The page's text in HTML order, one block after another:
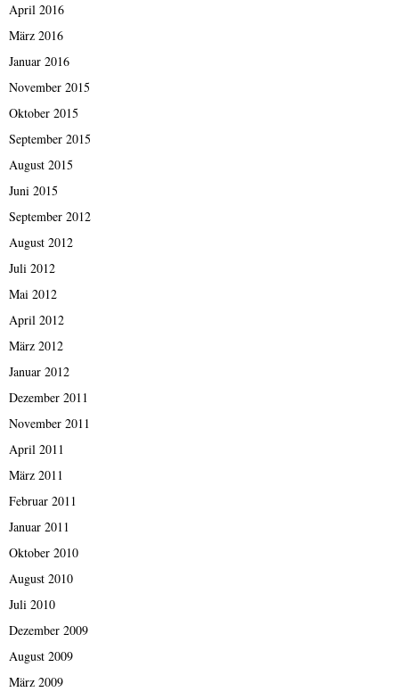
April 2016
März 2016
Januar 2016
November 2015
Oktober 2015
September 2015
August 2015
Juni 2015
September 2012
August 2012
Juli 2012
Mai 2012
April 2012
März 2012
Januar 2012
Dezember 2011
November 2011
April 2011
März 2011
Februar 2011
Januar 2011
Oktober 2010
August 2010
Juli 2010
Dezember 2009
August 2009
März 2009